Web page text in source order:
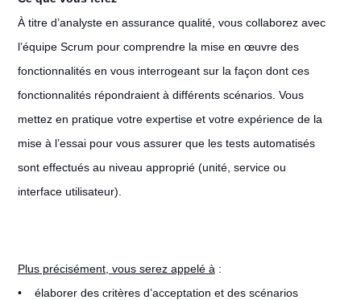
À titre d’analyste en assurance qualité, vous collaborez avec
l’équipe Scrum pour comprendre la mise en œuvre des
fonctionnalités en vous interrogeant sur la façon dont ces
fonctionnalités répondraient à différents scénarios. Vous
mettez en pratique votre expertise et votre expérience de la
mise à l’essai pour vous assurer que les tests automatisés
sont effectués au niveau approprié (unité, service ou
interface utilisateur).
Plus précisément, vous serez appelé à :
• élaborer des critères d’acceptation et des scénarios